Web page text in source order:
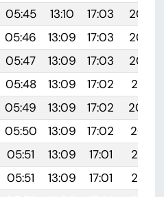
05:45 13:10 17:03
20:24
05:46 13:09 17:03
20:23
05:47 13:09 17:03
20:22
05:48 13:09 17:02
20:21
05:49 13:09 17:02
20:20
05:50 13:09 17:02
20:19
05:51 13:09 17:01
20:18
05:51 13:09 17:01
20:17